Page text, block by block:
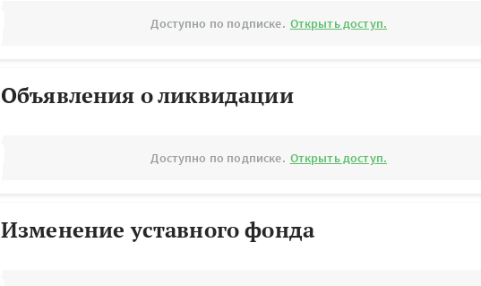
Доступно по подписке. Открыть доступ.
Объявления о ликвидации
Доступно по подписке. Открыть доступ.
Изменение уставного фонда